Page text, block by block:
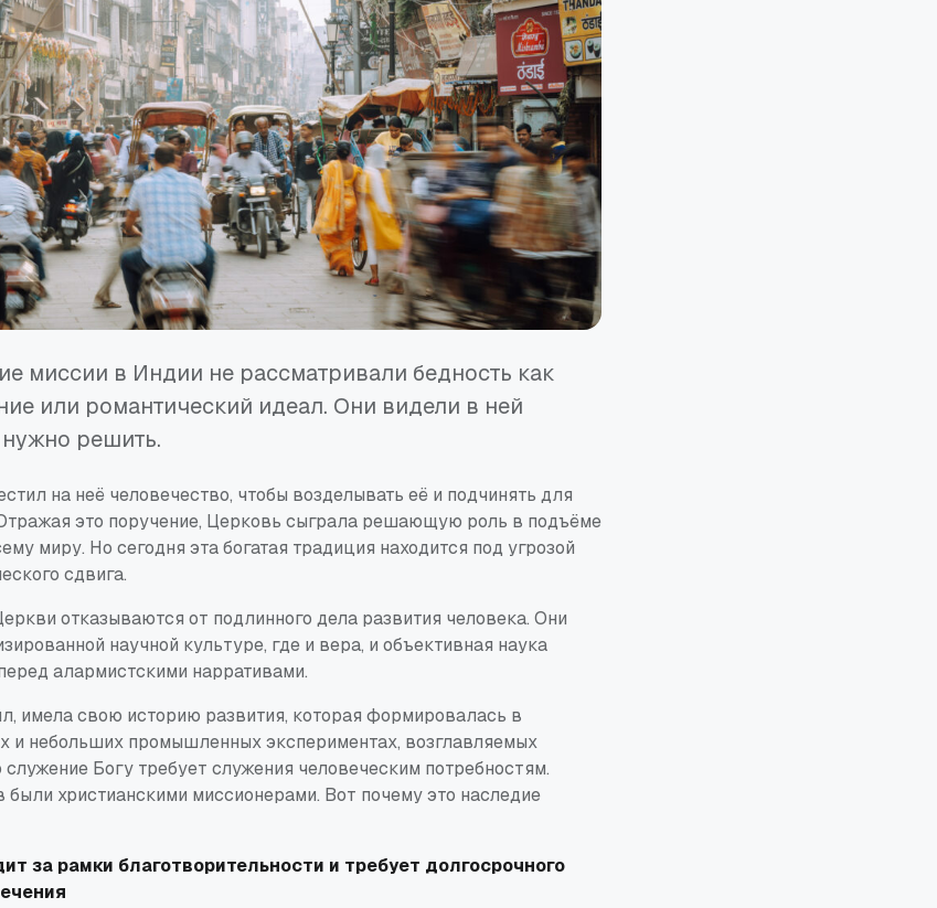
миссии в Индии не рассматривали бедность как
или романтический идеал. Они видели в ней
решить.
на неё человечество, чтобы возделывать её и подчинять для
это поручение, Церковь сыграла решающую роль в подъёме
миру. Но сегодня эта богатая традиция находится под угрозой
сдвига.
отказываются от подлинного дела развития человека. Они
научной культуре, где и вера, и объективная наука
алармистскими нарративами.
имела свою историю развития, которая формировалась в
и небольших промышленных экспериментах, возглавляемых
Богу требует служения человеческим потребностям.
были христианскими миссионерами. Вот почему это наследие
за рамки благотворительности и требует долгосрочного